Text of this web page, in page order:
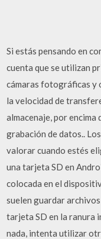
Si estás pensando en
cuenta que se utilizan
cámaras fotográficas y
la velocidad de
almacenaje, por
grabación de datos..
valorar cuando estés
una tarjeta SD en
colocada en el
suelen guardar
tarjeta SD en la ranura
nada, intenta utilizar